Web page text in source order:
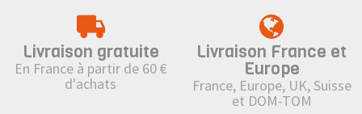
Livraison gratuite
En France à partir de 60 €
d'achats
Livraison France et
Europe
France, Europe, UK, Suisse
et DOM-TOM